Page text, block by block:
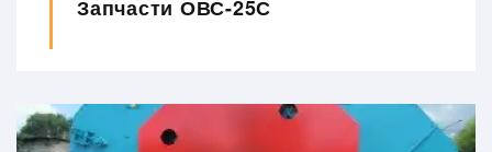
Запчасти ОВС-25С